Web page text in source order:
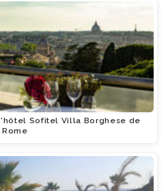
Sofitel Villa Borghese de
Rome